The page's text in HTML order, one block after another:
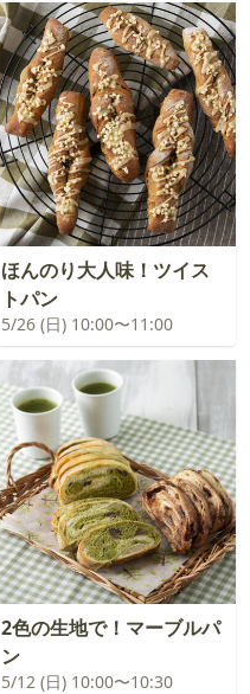
ほんのり大人味！ツイス
トパン
5/26 (日) 10:00〜11:00
2色の生地で！マーブルパ
ン
5/12 (日) 10:00〜10:30